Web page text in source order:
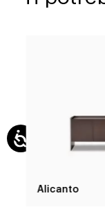
Alicanto